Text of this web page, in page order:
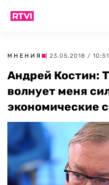
МНЕНИЯ | 23.05.2018 / 10:51
Андрей Костин:
волнует меня
экономические